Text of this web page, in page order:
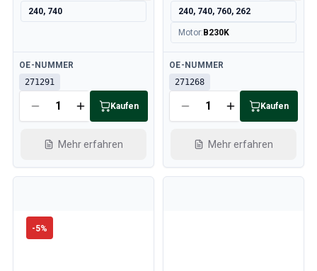
240, 740
Verfügbar
OE-NUMMER
271291
Kaufen
Mehr erfahren
240, 740, 760, 262
Motor: B230K
Verfügbar
OE-NUMMER
271268
Kaufen
Mehr erfahren
-5%